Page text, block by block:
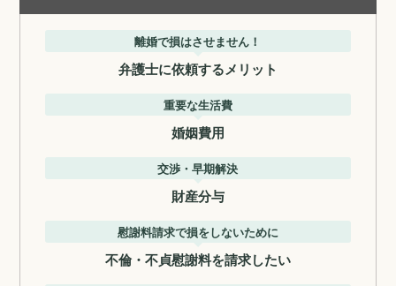
離婚で損はさせません！
弁護士に依頼するメリット
重要な生活費
婚姻費用
交渉・早期解決
財産分与
慰謝料請求で損をしないために
不倫・不貞慰謝料を請求したい